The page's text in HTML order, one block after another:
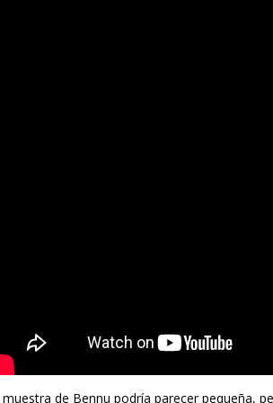
muestra de Bennu podría parecer pequeña,